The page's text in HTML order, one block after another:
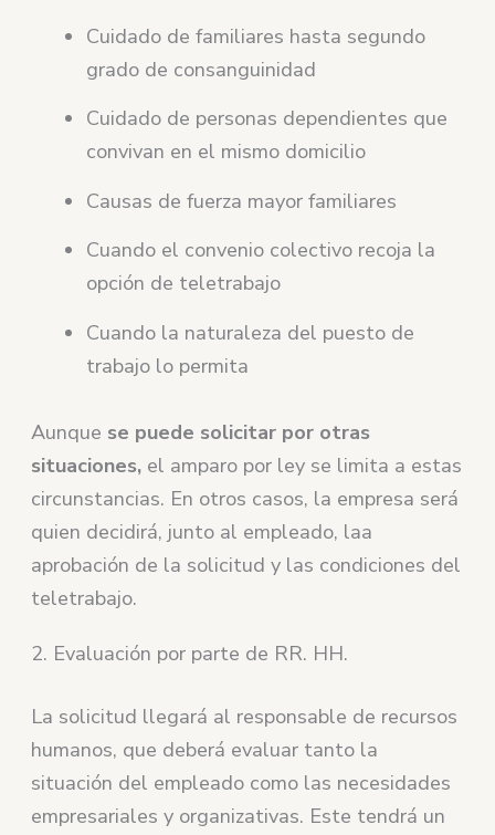
Cuidado de familiares hasta segundo
grado de consanguinidad
Cuidado de personas dependientes que
convivan en el mismo domicilio
Causas de fuerza mayor familiares
Cuando el convenio colectivo recoja la
opción de teletrabajo
Cuando la naturaleza del puesto de
trabajo lo permita
Aunque se puede solicitar por otras
situaciones, el amparo por ley se limita a estas
circunstancias. En otros casos, la empresa será
quien decidirá, junto al empleado, laa
aprobación de la solicitud y las condiciones del
teletrabajo.
2. Evaluación por parte de RR. HH.
La solicitud llegará al responsable de recursos
humanos, que deberá evaluar tanto la
situación del empleado como las necesidades
empresariales y organizativas. Este tendrá un